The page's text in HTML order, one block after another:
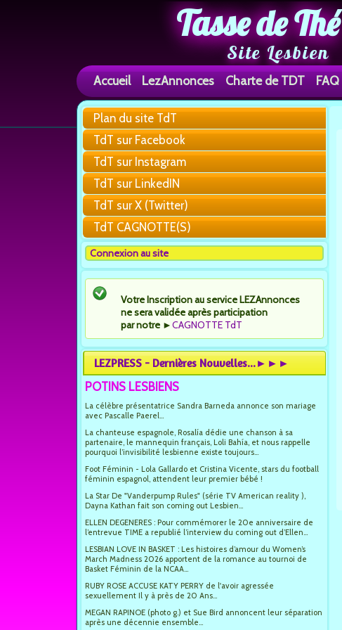
Tasse de Thé
Site Lesbien
Accueil LezAnnonces Charte de TDT FAQ
Plan du site TdT
TdT sur Facebook
TdT sur Instagram
TdT sur LinkedIN
TdT sur X (Twitter)
TdT CAGNOTTE(S)
Connexion au site
Votre Inscription au service LEZAnnonces
ne sera validée après participation
par notre ►CAGNOTTE TdT
LEZPRESS - Dernières Nouvelles...►►►
POTINS LESBIENS
La célèbre présentatrice Sandra Barneda annonce son mariage
avec Pascalle Paerel...
La chanteuse espagnole, Rosalía dédie une chanson à sa
partenaire, le mannequin français, Loli Bahía, et nous rappelle
pourquoi l’invisibilité lesbienne existe toujours...
Foot Féminin - Lola Gallardo et Cristina Vicente, stars du football
féminin espagnol, attendent leur premier bébé !
La Star De "Vanderpump Rules" (série TV American reality ),
Dayna Kathan fait son coming out Lesbien...
ELLEN DEGENERES : Pour commémorer le 20e anniversaire de
l’entrevue TIME a republié l’interview du coming out d’Ellen...
LESBIAN LOVE IN BASKET : Les histoires d’amour du Women’s
March Madness 2026 apportent de la romance au tournoi de
Basket Féminin de la NCAA...
RUBY ROSE ACCUSE KATY PERRY de l'avoir agressée
sexuellement Il y à près de 20 Ans...
MEGAN RAPINOE (photo g.) et Sue Bird annoncent leur séparation
après une décennie ensemble...